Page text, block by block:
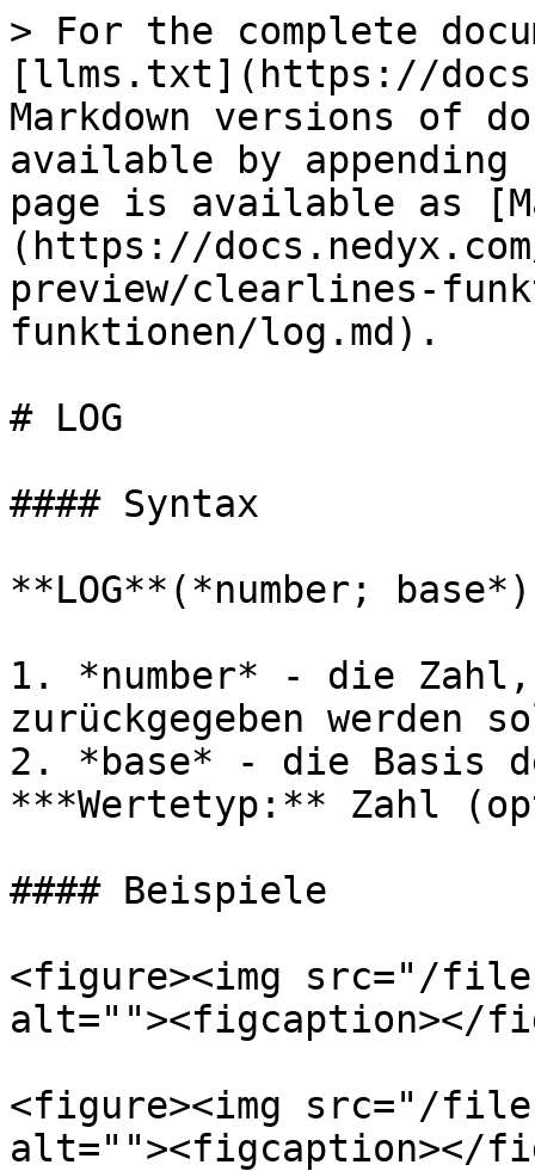
> For the complete
[llms.txt](https://
Markdown versions of
available by
page is available as
(https://
preview/clearlines-
funktionen/log.md).
# LOG
#### Syntax
**LOG**(*number; base*)
1. *number* - die
zurückgegeben
2. *base* - die Basis
***Wertetyp:** Zahl
#### Beispiele
<figure><img src="/files/
alt=""><figcaption></
<figure><img src="/files/
alt=""><figcaption></